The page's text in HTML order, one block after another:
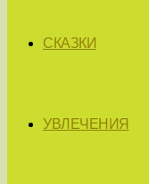
СКАЗКИ
УВЛЕЧЕНИЯ